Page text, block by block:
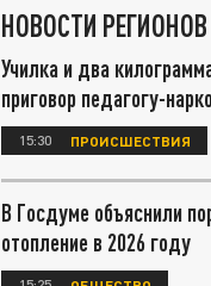
НОВОСТИ РЕГИОНОВ
Училка и два
приговор педагогу-
15:30 ПРОИСШЕСТВИЯ
В Госдуме объяснили
отопление в 2026 году